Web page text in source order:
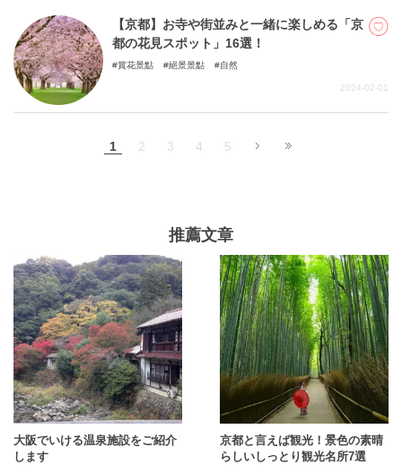
【京都】お寺や街並みと一緒に楽しめる「京
都の花見スポット」16選！
賞花景點 絕景景點 自然
2024-02-01
1 2 3 4 5
推薦文章
大阪でいける温泉施設をご紹介
します
京都と言えば観光！景色の素晴
らしいしっとり観光名所7選